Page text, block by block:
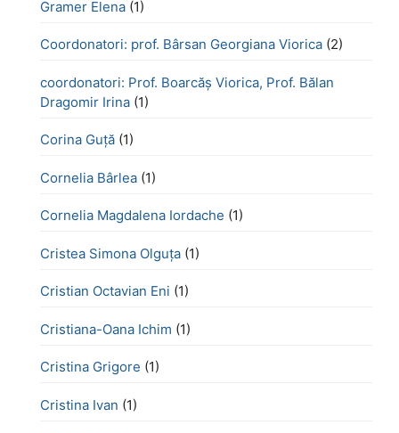
Gramer Elena (1)
Coordonatori: prof. Bârsan Georgiana Viorica (2)
coordonatori: Prof. Boarcăș Viorica, Prof. Bălan
Dragomir Irina (1)
Corina Guță (1)
Cornelia Bârlea (1)
Cornelia Magdalena Iordache (1)
Cristea Simona Olguța (1)
Cristian Octavian Eni (1)
Cristiana-Oana Ichim (1)
Cristina Grigore (1)
Cristina Ivan (1)